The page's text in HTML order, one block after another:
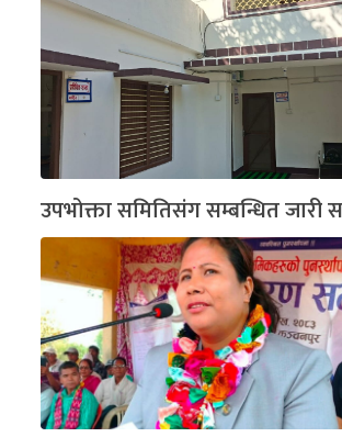
उपभोक्ता समितिसंग सम्बन्धित जारी